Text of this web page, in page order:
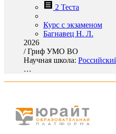
2 Теста
Курс с экзаменом
Багнавец Н. Л.
2026
/Гриф УМО ВО
Научная школа:
…